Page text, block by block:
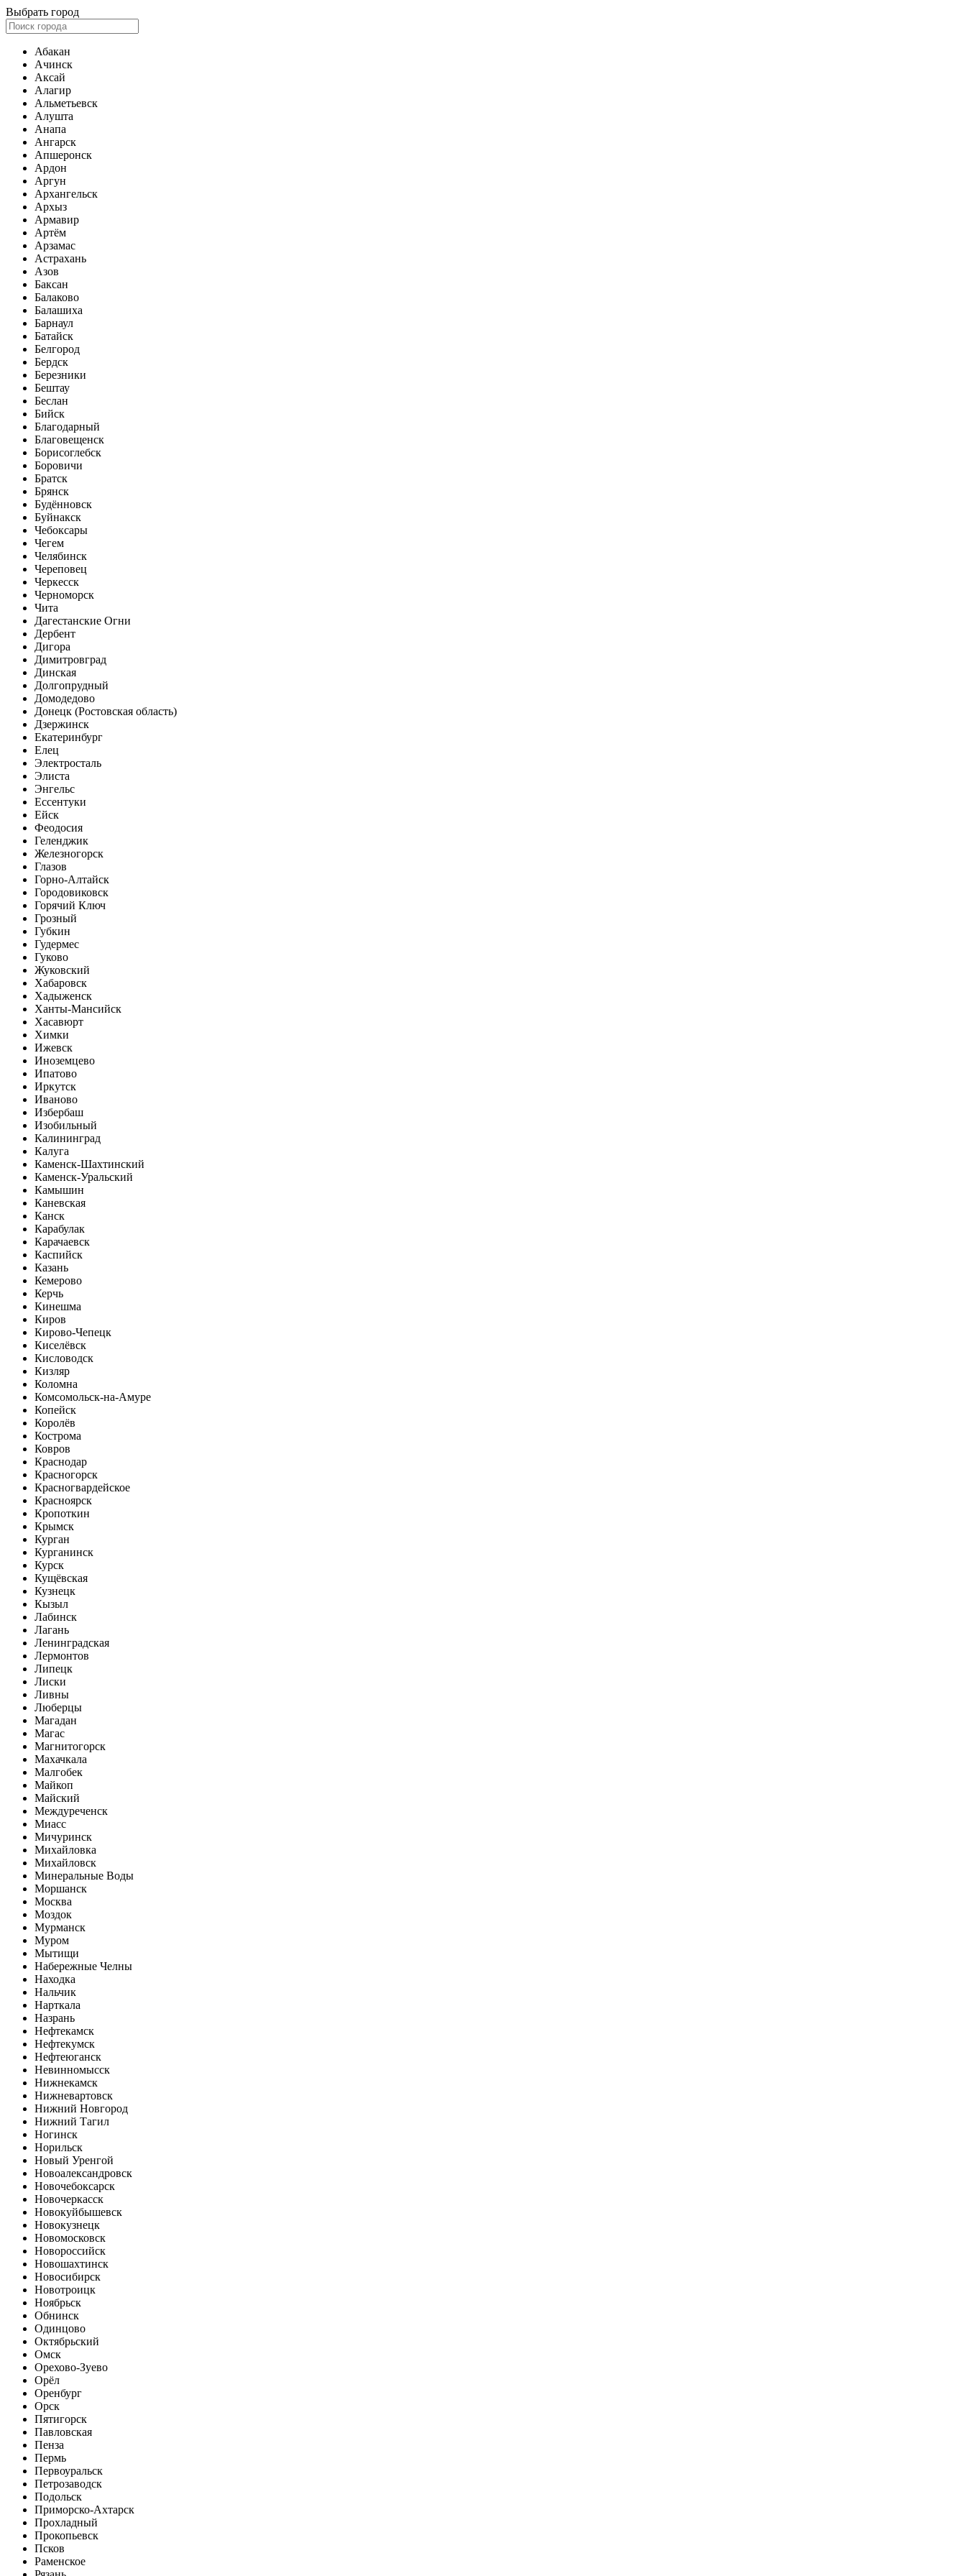
Выбрать город
Абакан
Ачинск
Аксай
Алагир
Альметьевск
Алушта
Анапа
Ангарск
Апшеронск
Ардон
Аргун
Архангельск
Архыз
Армавир
Артём
Арзамас
Астрахань
Азов
Баксан
Балаково
Балашиха
Барнаул
Батайск
Белгород
Бердск
Березники
Бештау
Беслан
Бийск
Благодарный
Благовещенск
Борисоглебск
Боровичи
Братск
Брянск
Будённовск
Буйнакск
Чебоксары
Чегем
Челябинск
Череповец
Черкесск
Черноморск
Чита
Дагестанские Огни
Дербент
Дигора
Димитровград
Динская
Долгопрудный
Домодедово
Донецк (Ростовская область)
Дзержинск
Екатеринбург
Елец
Электросталь
Элиста
Энгельс
Ессентуки
Ейск
Феодосия
Геленджик
Железногорск
Глазов
Горно-Алтайск
Городовиковск
Горячий Ключ
Грозный
Губкин
Гудермес
Гуково
Жуковский
Хабаровск
Хадыженск
Ханты-Мансийск
Хасавюрт
Химки
Ижевск
Иноземцево
Ипатово
Иркутск
Иваново
Избербаш
Изобильный
Калининград
Калуга
Каменск-Шахтинский
Каменск-Уральский
Камышин
Каневская
Канск
Карабулак
Карачаевск
Каспийск
Казань
Кемерово
Керчь
Кинешма
Киров
Кирово-Чепецк
Киселёвск
Кисловодск
Кизляр
Коломна
Комсомольск-на-Амуре
Копейск
Королёв
Кострома
Ковров
Краснодар
Красногорск
Красногвардейское
Красноярск
Кропоткин
Крымск
Курган
Курганинск
Курск
Кущёвская
Кузнецк
Кызыл
Лабинск
Лагань
Ленинградская
Лермонтов
Липецк
Лиски
Ливны
Люберцы
Магадан
Магас
Магнитогорск
Махачкала
Малгобек
Майкоп
Майский
Междуреченск
Миасс
Мичуринск
Михайловка
Михайловск
Минеральные Воды
Моршанск
Москва
Моздок
Мурманск
Муром
Мытищи
Набережные Челны
Находка
Нальчик
Нарткала
Назрань
Нефтекамск
Нефтекумск
Нефтеюганск
Невинномысск
Нижнекамск
Нижневартовск
Нижний Новгород
Нижний Тагил
Ногинск
Норильск
Новый Уренгой
Новоалександровск
Новочебоксарск
Новочеркасск
Новокуйбышевск
Новокузнецк
Новомосковск
Новороссийск
Новошахтинск
Новосибирск
Новотроицк
Ноябрьск
Обнинск
Одинцово
Октябрьский
Омск
Орехово-Зуево
Орёл
Оренбург
Орск
Пятигорск
Павловская
Пенза
Пермь
Первоуральск
Петрозаводск
Подольск
Приморско-Ахтарск
Прохладный
Прокопьевск
Псков
Раменское